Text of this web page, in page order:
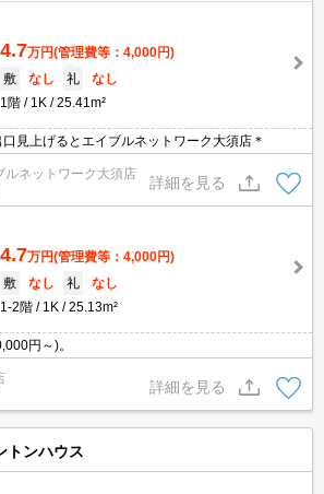
4.7万円(管理費等：4,000円)
敷
なし 礼
なし
1階
1K 25.41m²
口見上げるとエイブルネットワーク大須店＊
ルネットワーク大須店
詳細を見る
4.7万円(管理費等：4,000円)
敷
なし 礼
なし
1-2階
1K 25.13m²
円～)。
詳細を見る
トンハウス